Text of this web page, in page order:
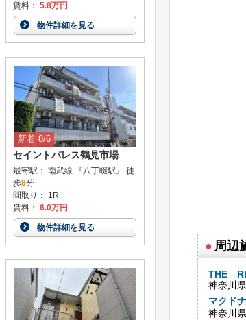
● 周辺
THE
神奈川
マクド
神奈川
賃料： 5.8万円
物件詳細を見る
新着 8/6
セイントパレス鶴見市場
最寄駅： 南武線 『八丁畷駅』 徒
歩8分
間取り： 1R
賃料： 6.0万円
物件詳細を見る